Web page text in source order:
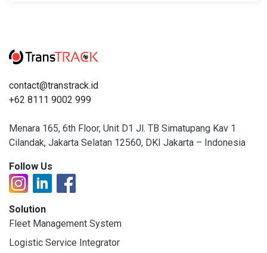
contact@transtrack.id
+62 8111 9002 999
Menara 165, 6th Floor, Unit D1 Jl. TB Simatupang Kav 1
Cilandak, Jakarta Selatan 12560, DKI Jakarta – Indonesia
Follow Us
Solution
Fleet Management System
Logistic Service Integrator